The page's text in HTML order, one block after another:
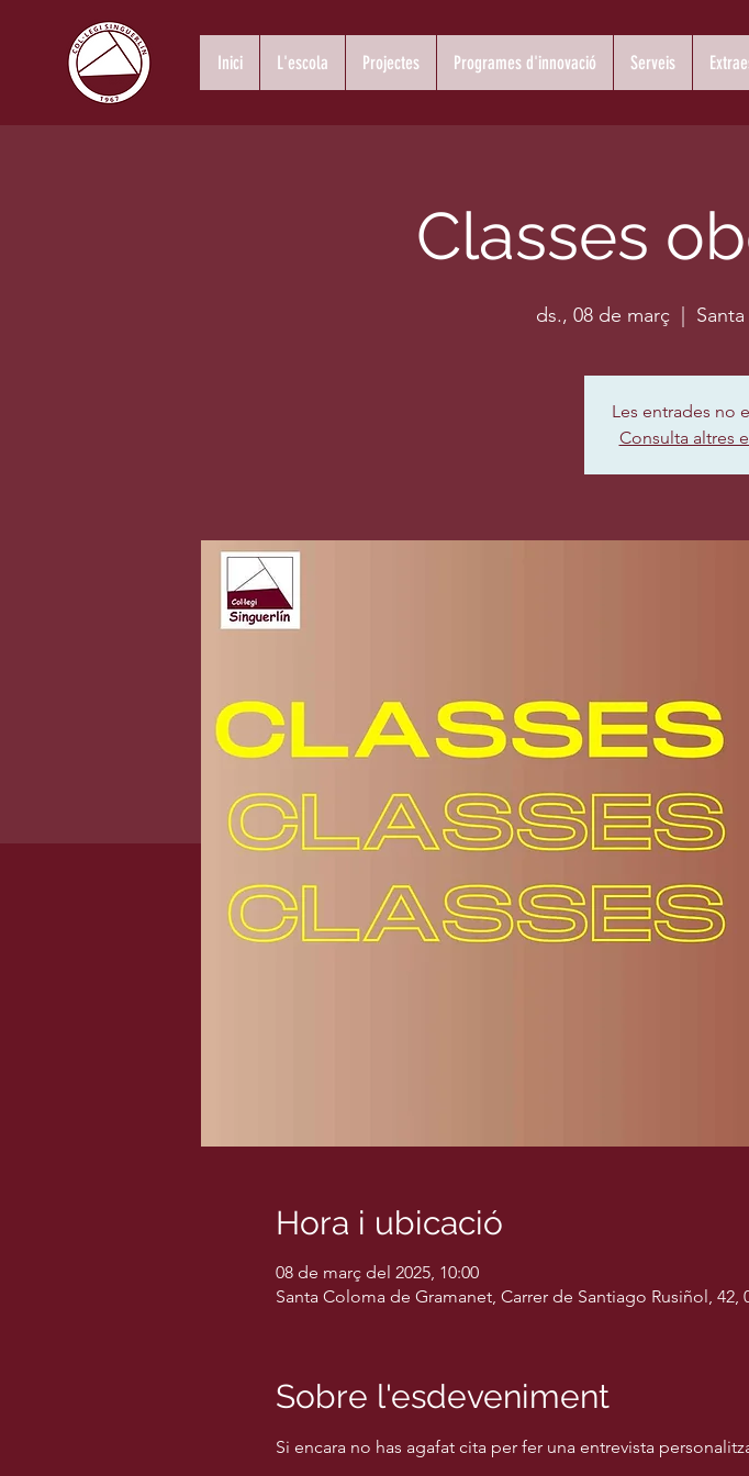
Inici L'escola Projectes Programes d'innovació Serveis
Classes
ds., 08 de març
Les entrades no
Consulta altres
Hora i ubicació
08 de març del 2025, 10:00
Santa Coloma de Gramanet, Carrer de Santiago Rusiñol,
Sobre l'esdeveniment
Si encara no has agafat cita per fer una entrevista